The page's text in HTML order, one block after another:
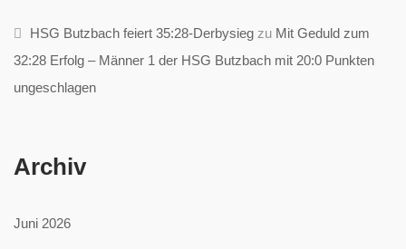
HSG Butzbach feiert 35:28-Derbysieg zu Mit Geduld zum
32:28 Erfolg – Männer 1 der HSG Butzbach mit 20:0 Punkten
ungeschlagen
Archiv
Juni 2026